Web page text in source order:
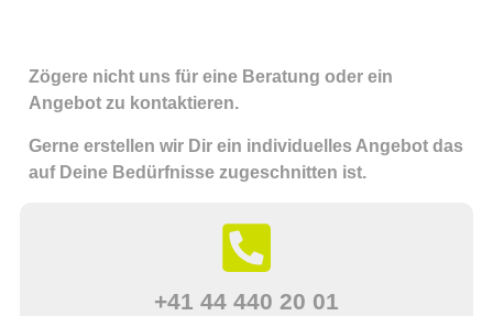
Zögere nicht uns für eine Beratung oder ein
Angebot zu kontaktieren.
Gerne erstellen wir Dir ein individuelles Angebot das
auf Deine Bedürfnisse zugeschnitten ist.
+41 44 440 20 01